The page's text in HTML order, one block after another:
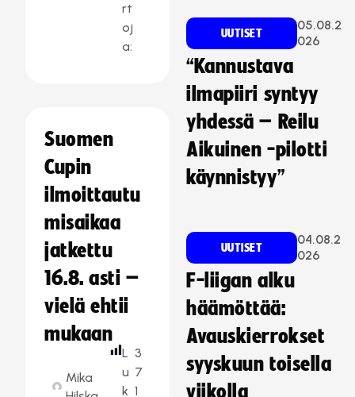
rt
oj
a:
Suomen
Cupin
ilmoittautu
misaikaa
jatkettu
16.8. asti –
vielä ehtii
mukaan
Mika
L
u
k
3
7
1
UUTISET
05.08.2
026
“Kannustava
ilmapiiri syntyy
yhdessä – Reilu
Aikuinen -pilotti
käynnistyy”
UUTISET
04.08.2
026
F-liigan alku
häämöttää:
Avauskierrokset
syyskuun toisella
viikolla